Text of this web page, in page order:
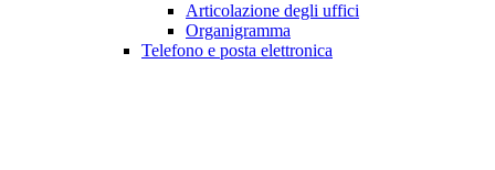
Articolazione degli uffici
Organigramma
Telefono e posta elettronica